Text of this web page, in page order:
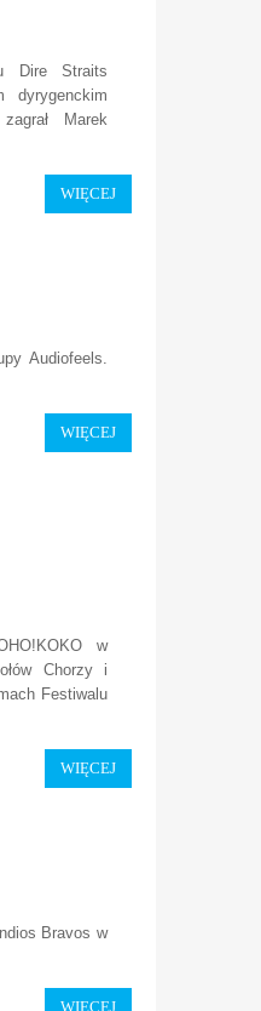
Dire Straits
dyrygenckim
Marek
WIĘCEJ
Audiofeels.
WIĘCEJ
w
Chorzy i
Festiwalu
WIĘCEJ
Bravos w
WIĘCEJ